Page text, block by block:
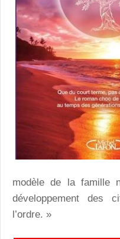
modèle de la famille
développement des
l’ordre. »